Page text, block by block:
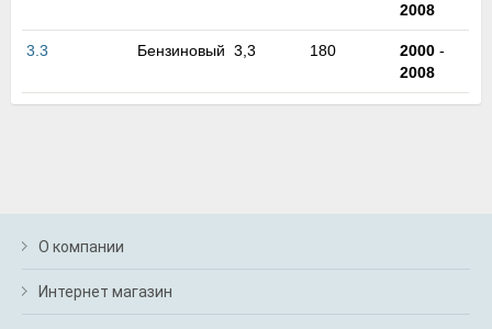
2008
3.3 Бензиновый 3,3 180 2000 -
2008
О компании
Интернет магазин